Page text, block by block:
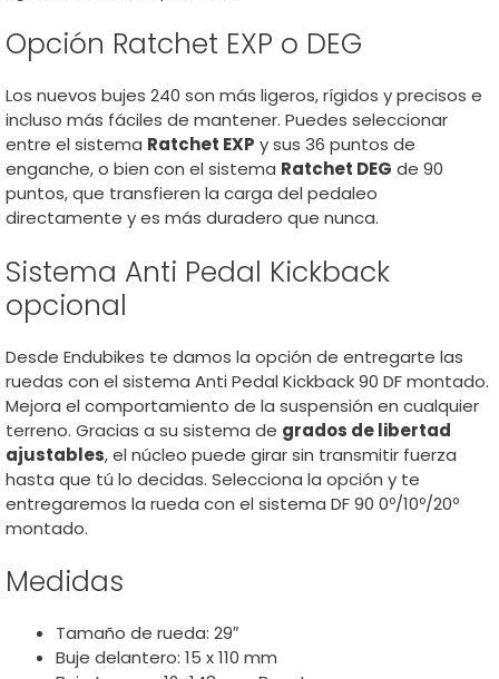
Opción Ratchet EXP o DEG
Los nuevos bujes 240 son más ligeros, rígidos y precisos e
incluso más fáciles de mantener. Puedes seleccionar
entre el sistema Ratchet EXP y sus 36 puntos de
enganche, o bien con el sistema Ratchet DEG de 90
puntos, que transfieren la carga del pedaleo
directamente y es más duradero que nunca.
Sistema Anti Pedal Kickback
opcional
Desde Endubikes te damos la opción de entregarte las
ruedas con el sistema Anti Pedal Kickback 90 DF montado.
Mejora el comportamiento de la suspensión en cualquier
terreno. Gracias a su sistema de grados de libertad
ajustables, el núcleo puede girar sin transmitir fuerza
hasta que tú lo decidas. Selecciona la opción y te
entregaremos la rueda con el sistema DF 90 0º/10º/20º
montado.
Medidas
Tamaño de rueda: 29″
Buje delantero: 15 x 110 mm